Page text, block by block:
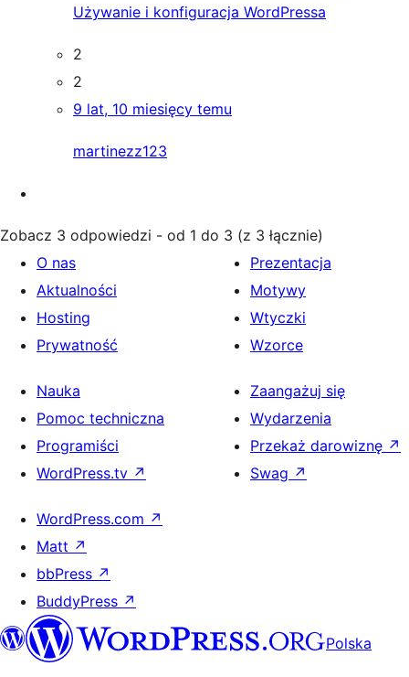
Używanie i konfiguracja WordPressa
2
2
9 lat, 10 miesięcy temu
martinezz123
Zobacz 3 odpowiedzi - od 1 do 3 (z 3 łącznie)
O nas
Aktualności
Hosting
Prywatność
Prezentacja
Motywy
Wtyczki
Wzorce
Nauka
Pomoc techniczna
Programiści
WordPress.tv ↗
Zaangażuj się
Wydarzenia
Przekaż darowiznę ↗
Swag ↗
WordPress.com ↗
Matt ↗
bbPress ↗
BuddyPress ↗
Polska